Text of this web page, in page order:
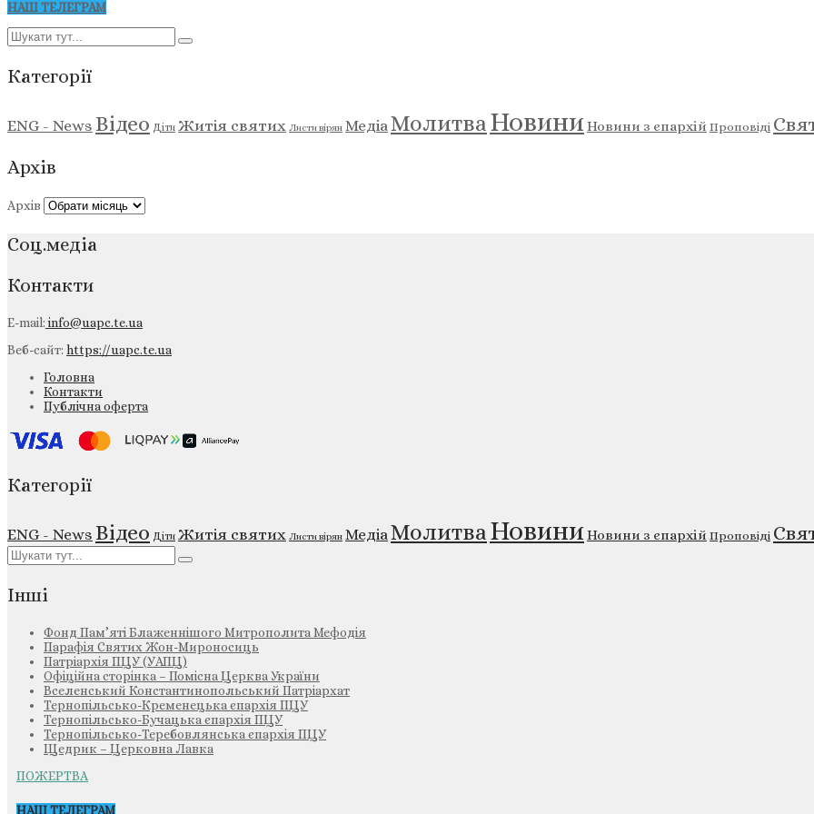
НАШ ТЕЛЕГРАМ
Категорії
ENG - News Відео Діти Житія святих Листи вірян МедіаМолитваНовини Новини з єпархій Проповіді
Архів
Архів
Соц.медіа
Контакти
E-mail:info@uapc.te.ua
Веб-сайт: https://uapc.te.ua
Головна
Контакти
Публічна оферта
Категорії
ENG - News Відео Діти Житія святих Листи вірян МедіаМолитваНовиниНовини з єпархій Проповіді
Інші
Фонд Пам’яті Блаженнішого Митрополита Мефодія
Парафія Святих Жон-Мироносиць
Патріархія ПЦУ (УАПЦ)
Офіційна сторінка – Помісна Церква України
Вселенський Константинопольський Патріархат
Тернопільсько-Кременецька єпархія ПЦУ
Тернопільсько-Бучацька єпархія ПЦУ
Тернопільсько-Теребовлянська єпархія ПЦУ
Щедрик – Церковна Лавка
ПОЖЕРТВА
НАШ ТЕЛЕГРАМ